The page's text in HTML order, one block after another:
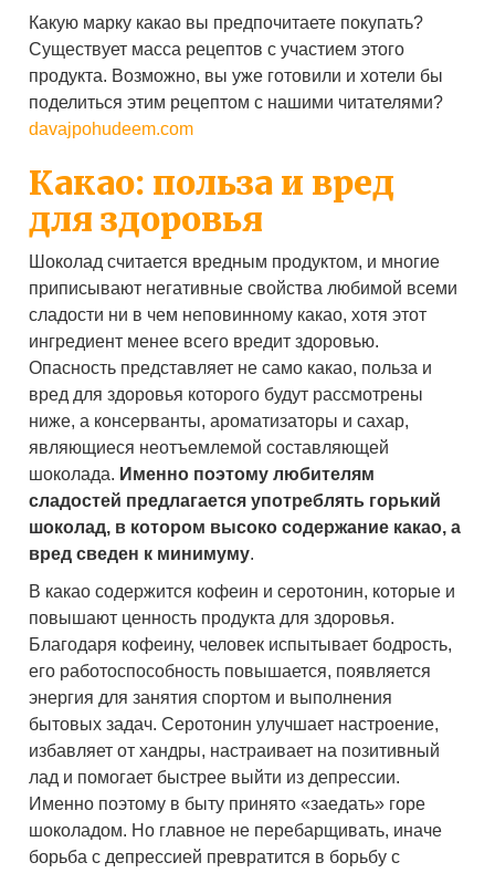
Какую марку какао вы предпочитаете покупать?
Существует масса рецептов с участием этого
продукта. Возможно, вы уже готовили и хотели бы
поделиться этим рецептом с нашими читателями?
davajpohudeem.com
Какао: польза и вред
для здоровья
Шоколад считается вредным продуктом, и многие
приписывают негативные свойства любимой всеми
сладости ни в чем неповинному какао, хотя этот
ингредиент менее всего вредит здоровью.
Опасность представляет не само какао, польза и
вред для здоровья которого будут рассмотрены
ниже, а консерванты, ароматизаторы и сахар,
являющиеся неотъемлемой составляющей
шоколада. Именно поэтому любителям
сладостей предлагается употреблять горький
шоколад, в котором высоко содержание какао, а
вред сведен к минимуму.
В какао содержится кофеин и серотонин, которые и
повышают ценность продукта для здоровья.
Благодаря кофеину, человек испытывает бодрость,
его работоспособность повышается, появляется
энергия для занятия спортом и выполнения
бытовых задач. Серотонин улучшает настроение,
избавляет от хандры, настраивает на позитивный
лад и помогает быстрее выйти из депрессии.
Именно поэтому в быту принято «заедать» горе
шоколадом. Но главное не перебарщивать, иначе
борьба с депрессией превратится в борьбу с